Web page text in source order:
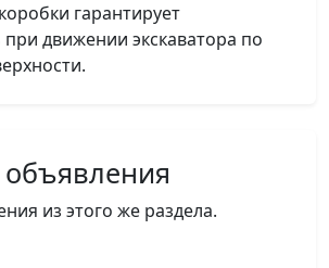
гарантирует
при движении экскаватора по
из этого же раздела.